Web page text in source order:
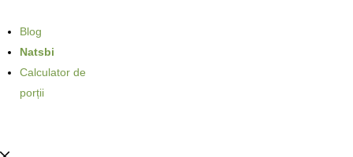
Blog
Natsbi
Calculator de
porții